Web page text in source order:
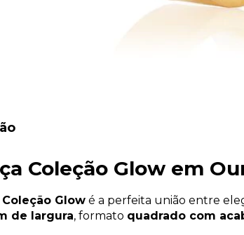
Coleção Glow em
Coleção Glow é a perfeita união entre
de largura, formato quadrado com